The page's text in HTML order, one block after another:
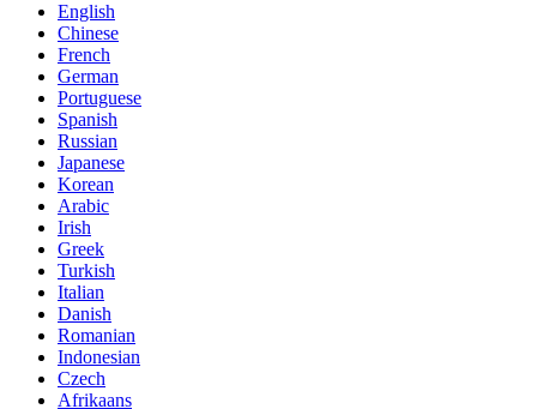
English
Chinese
French
German
Portuguese
Spanish
Russian
Japanese
Korean
Arabic
Irish
Greek
Turkish
Italian
Danish
Romanian
Indonesian
Czech
Afrikaans